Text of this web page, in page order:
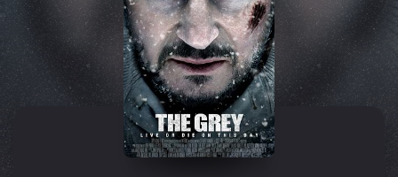
暂无观看影片的记录